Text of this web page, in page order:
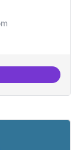
i capa digital